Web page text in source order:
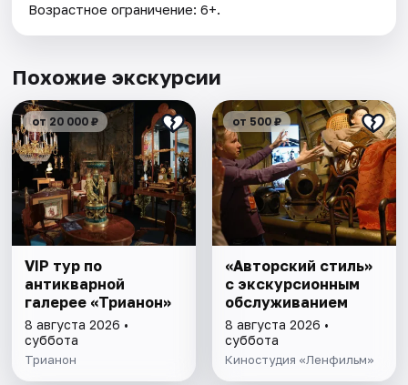
Возрастное ограничение: 6+.
Похожие экскурсии
от 20 000 ₽
VIP тур по
антикварной
галерее «Трианон»
8 августа 2026 •
суббота
Трианон
от 500 ₽
«Авторский стиль»
с экскурсионным
обслуживанием
8 августа 2026 •
суббота
Киностудия «Ленфильм»